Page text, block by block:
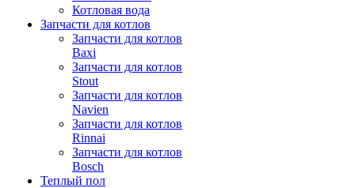
Котловая вода
Запчасти для котлов
Запчасти для котлов
Baxi
Запчасти для котлов
Stout
Запчасти для котлов
Navien
Запчасти для котлов
Rinnai
Запчасти для котлов
Bosch
Теплый пол